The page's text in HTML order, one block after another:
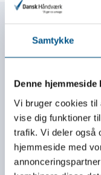
Samtykke
Denne
Vi bruger cookies til
vise dig funktioner
trafik. Vi deler også
hjemmeside med
5-trins-
For at opnå en
bæredygtighed
det afgørende